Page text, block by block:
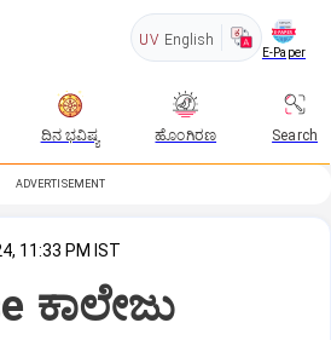
UV English
E-Paper
ದಿನ ಭವಿಷ್ಯ ಹೊಂಗಿರಣ Search
ADVERTISEMENT
11:33 PM IST
ಕಾಲೇಜು